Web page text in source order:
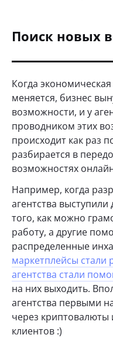
Поиск новых
Когда
меняется, бизнес
возможности, и у
проводником этих
происходит как раз
разбирается в
возможностях
Например, когда
агентства
того, как можно
работу, а другие
распределенные
маркетплейсы стали
агентства стали
на них выходить.
агентства первыми
через криптовалюты
клиентов :)